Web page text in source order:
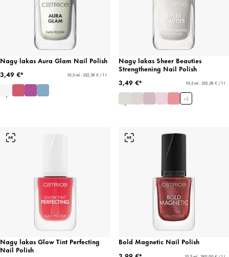
Nagų lakas Aura Glam Nail Polish
3,49 €*
10,5 ml - 332,38 € / 1 l
Nagų lakas Sheer Beauties
Strengthening Nail Polish
3,49 €*
10,5 ml - 332,38 € / 1 l
+3
Nagų lakas Glow Tint Perfecting
Nail Polish
Bold Magnetic Nail Polish